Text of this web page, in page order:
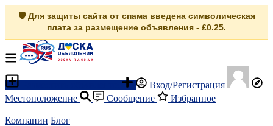
🛡️ Для защиты сайта от спама введена символическая
плата за размещение объявления - £0.25.
Вход/Регистрация
Местоположение
Сообщение Избранное
Компании Блог